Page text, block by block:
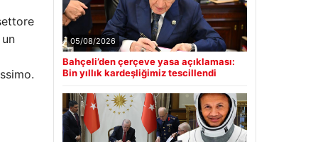
hayatı karardı
■Klasik Lezzetin En Özel Hali: Çölyak
Dostu Glütensiz Lahmacun Tarifi
Güncel